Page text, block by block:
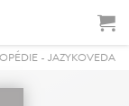
- JAZYKOVEDA